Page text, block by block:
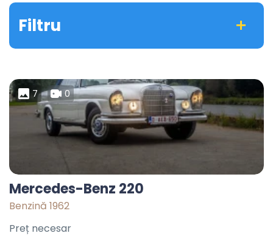
Filtru
7 0
Mercedes-Benz 220
Benzină 1962
Preț necesar